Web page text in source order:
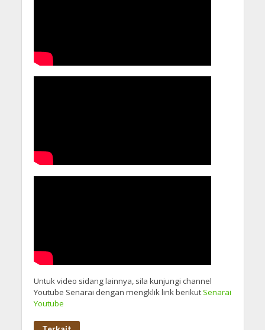
Untuk video sidang lainnya, sila kunjungi channel
Youtube Senarai dengan mengklik link berikutSenarai
Youtube